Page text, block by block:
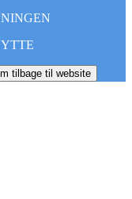
tilbage til website